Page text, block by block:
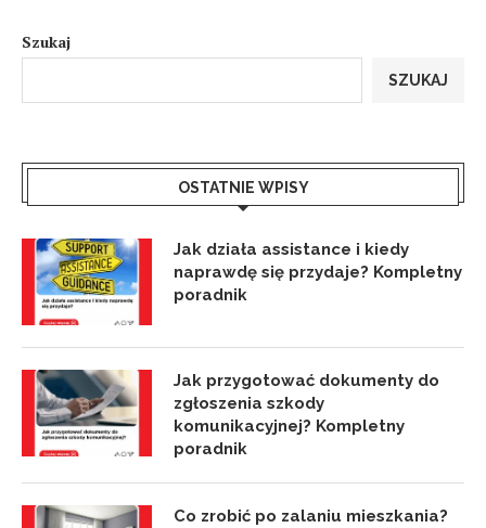
Szukaj
SZUKAJ
OSTATNIE WPISY
Jak działa assistance i kiedy
naprawdę się przydaje? Kompletny
poradnik
Jak przygotować dokumenty do
zgłoszenia szkody
komunikacyjnej? Kompletny
poradnik
Co zrobić po zalaniu mieszkania?